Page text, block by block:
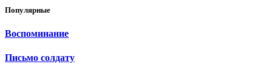
Популярные
Воспоминание
Письмо солдату